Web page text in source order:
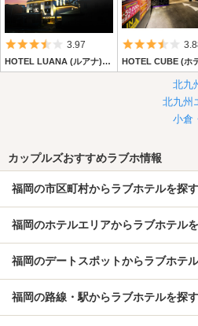
5つ星のうち3.5
3.97
HOTEL LUANA (ルアナ) 【HAYAMA HOTELS】
5つ
北九
北九州
小倉
カップルズおすすめラブホ情報
福岡の市区町村からラブホテルを探す
福岡のホテルエリアからラブホテル
福岡のデートスポットからラブホテ
福岡の路線・駅からラブホテルを探す